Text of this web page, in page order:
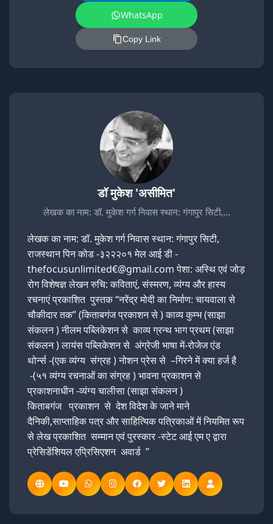
WhatsApp
Copy Link
डॉ मुकेश 'असीमित'
लेखक का नाम: डॉ. मुकेश गर्ग निवास स्थान: गंगापुर सिटी,…
लेखक का नाम: डॉ. मुकेश गर्ग निवास स्थान: गंगापुर सिटी,
राजस्थान पिन कोड -३२२२०१ मेल आई डी -
thefocusunlimited€@gmail.com पेशा: अस्थि एवं जोड़
रोग विशेषज्ञ लेखन रुचि: कविताएं, संस्मरण, व्यंग्य और हास्य
रचनाएं प्रकाशित पुस्तक “नरेंद्र मोदी का निर्माण: चायवाला से
चौकीदार तक” (किताबगंज प्रकाशन से ) काव्य कुम्भ (साझा
संकलन ) नीलम पब्लिकेशन से काव्य ग्रन्थ भाग प्रथम (साझा
संकलन ) लायंस पब्लिकेशन से अंग्रेजी भाषा में-रोजेज एंड
थोर्न्स -(एक व्यंग्य संग्रह ) नोशन प्रेस से –गिरने में क्या हर्ज है
-(५१ व्यंग्य रचनाओं का संग्रह ) भावना प्रकाशन से
प्रकाशनाधीन -व्यंग्य चालीसा (साझा संकलन )
किताबगंज प्रकाशन से देश विदेश के जाने माने
दैनिकी,साप्ताहिक पत्र और साहित्यिक पत्रिकाओं में नियमित रूप
से लेख प्रकाशित सम्मान एवं पुरस्कार -स्टेट आई एम ए द्वारा
प्रेसिडेंशियल एप्रिसिएशन अवार्ड ”